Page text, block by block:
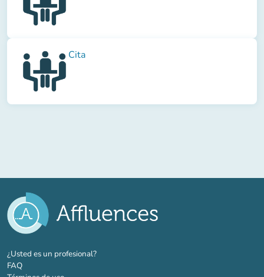
Cita
¿Usted es un profesional?(nueva pestaña)
FAQ